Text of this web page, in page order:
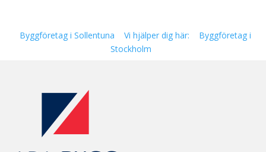
Byggföretag i Sollentuna Vi hjälper dig här:
Byggföretag i
Stockholm